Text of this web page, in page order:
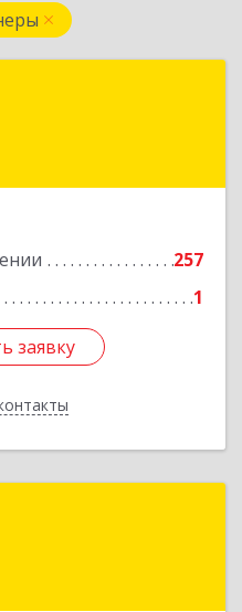
257
1
заявку
Казыбек Би, дом №
заявку